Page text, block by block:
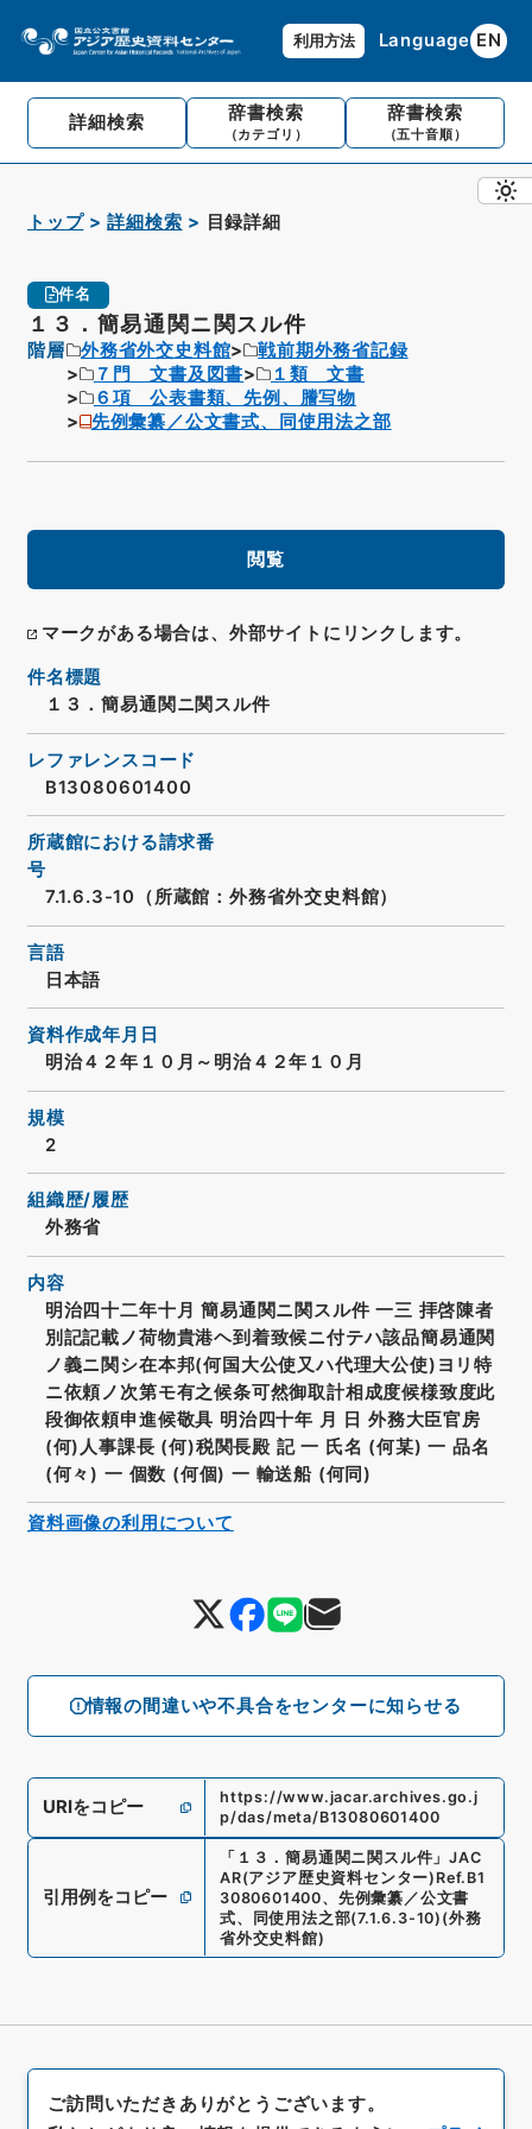
利用方法 Language EN
詳細検索 辞書検索
（カテゴリ）
辞書検索
（五十音順）
トップ 詳細検索 目録詳細
件名
１３．簡易通関ニ関スル件
階層 外務省外交史料館
戦前期外務省記録
７門 文書及図書
１類 文書
６項 公表書類、先例、謄写物
先例彙纂／公文書式、同使用法之部
閲覧
マークがある場合は、外部サイトにリンクします。
情報の間違いや不具合をセンターに知らせる
件名標題
１３．簡易通関ニ関スル件
レファレンスコード
B13080601400
所蔵館における請求番
号
7.1.6.3-10（所蔵館：外務省外交史料館）
言語
日本語
資料作成年月日
明治４２年１０月～明治４２年１０月
規模
2
組織歴/履歴
外務省
内容
明治四十二年十月 簡易通関ニ関スル件 一三 拝啓陳者
別記記載ノ荷物貴港ヘ到着致候ニ付テハ該品簡易通関
ノ義ニ関シ在本邦(何国大公使又ハ代理大公使)ヨリ特
ニ依頼ノ次第モ有之候条可然御取計相成度候様致度此
段御依頼申進候敬具 明治四十年 月 日 外務大臣官房
(何)人事課長 (何)税関長殿 記 一 氏名 (何某) 一 品名
(何々) 一 個数 (何個) 一 輸送船 (何同)
URIをコピー
https://www.jacar.archives.go.j
p/das/meta/B13080601400
引用例をコピー
「 １３．簡易通関ニ関スル件 」JAC
AR(アジア歴史資料センター) Ref. B1
3080601400、 先例彙纂／公文書
式、同使用法之部(7.1.6.3-10) (外務
省外交史料館)
資料画像の利用について
ご訪問いただきありがとうございます。